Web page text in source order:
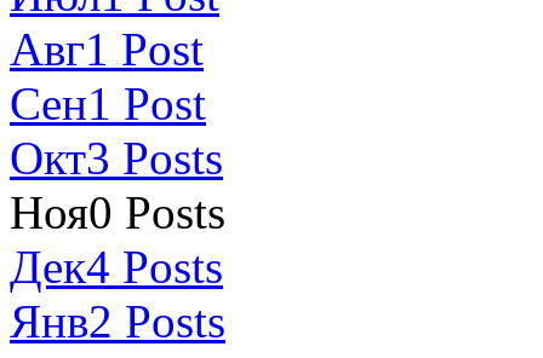
Авг1 Post
Сен1 Post
Окт3 Posts
Ноя0 Posts
Дек4 Posts
Янв2 Posts